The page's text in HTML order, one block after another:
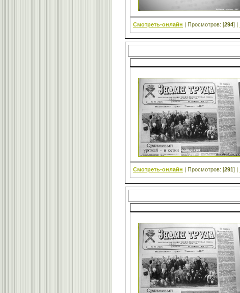
Смотреть-онлайн | Просмотров: [294] |
Смотреть-онлайн | Просмотров: [291] |